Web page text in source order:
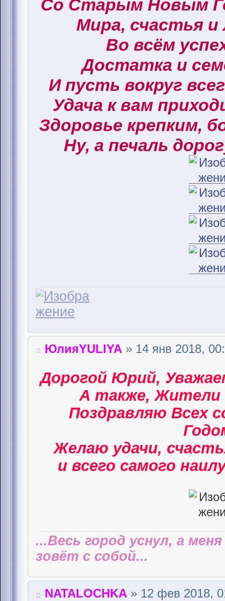
Со Старым Новым
Мира, счастья
Во всём
Достатка и
И пусть вокруг
Удача к вам
Здоровье крепким,
Ну, а печаль
ЮлияYULIYA » 14 янв 2018,
Дорогой Юрий,
А также, Жители
Поздравляю Всех
Желаю удачи,
и всего самого
...Весь город уснул, а
зовёт с собой...
NATALOCHKA » 12 фев 2018,